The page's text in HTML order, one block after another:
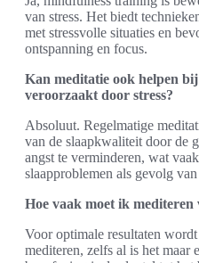
van stress. Het biedt
met stressvolle situaties en
ontspanning en focus.
Kan meditatie ook helpen
veroorzaakt door stress?
Absoluut. Regelmatige
van de slaapkwaliteit door de
angst te verminderen, wat
slaapproblemen als gevolg van
Hoe vaak moet ik mediteren
Voor optimale resultaten
mediteren, zelfs al is het maar